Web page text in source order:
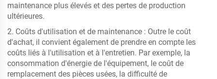
maintenance plus élevés et des pertes de production
ultérieures.
2. Coûts d'utilisation et de maintenance : Outre le coût
d'achat, il convient également de prendre en compte les
coûts liés à l'utilisation et à l'entretien. Par exemple, la
consommation d'énergie de l'équipement, le coût de
remplacement des pièces usées, la difficulté de